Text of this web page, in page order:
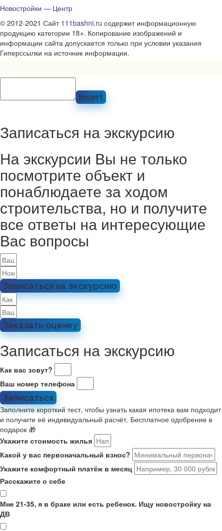
Новостройки — Центр
© 2012-2021 Сайт 111bashni.ru содержит информационную
продукцию категории 18+. Копирование изображений и
информации сайта допускается только при условии указания
Гиперссылки на источник информации.
Insert
Записаться на экскурсию
На экскурсии Вы не только
посмотрите объект и
понаблюдаете за ходом
строительства, но и получите
все ответы на интересующие
Вас вопросы
Записаться на экскурсию
Заказать оценку
Записаться на экскурсию
Как вас зовут?
Ваш номер телефона
Записаться
Заполните короткий тест, чтобы узнать какая ипотека вам подходит
и получите её индивидуальный расчёт. Бесплатное одобрение в
подарок 🎁
Укажите стоимость жилья
Какой у вас первоначальный взнос?
Укажите комфортный платёж в месяц
Расскажите о себе
Мне 21-35, я в браке или есть ребенок. Ищу новостройку на
ДВ